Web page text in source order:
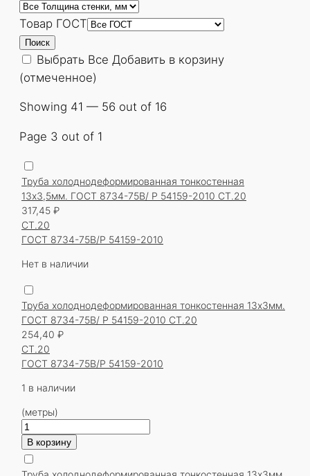
Товар ГОСТ
Поиск
Выбрать Все Добавить в корзину
(отмеченное)
Showing 41 — 56 out of 16
Page 3 out of 1
Труба холоднодеформированная тонкостенная
13х3,5мм. ГОСТ 8734-75В/ Р 54159-2010 СТ.20
317,45 ₽
СТ.20
ГОСТ 8734-75В/Р 54159-2010
Нет в наличии
Труба холоднодеформированная тонкостенная 13х3мм.
ГОСТ 8734-75В/ Р 54159-2010 СТ.20
254,40 ₽
СТ.20
ГОСТ 8734-75В/Р 54159-2010
1 в наличии
(метры)
Количество
товара
Труба
холоднодеформированная
В корзину